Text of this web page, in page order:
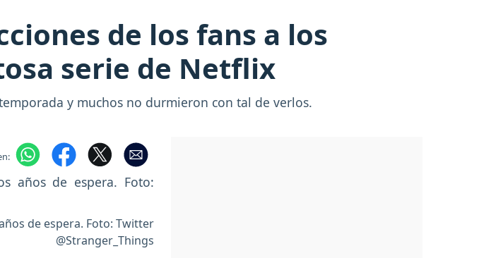
de los fans a los
serie de Netflix
y muchos no durmieron con tal de verlos.
de espera. Foto: Twitter
@Stranger_Things